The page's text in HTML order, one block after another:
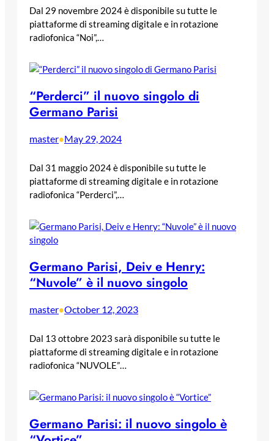
Dal 29 novembre 2024 è disponibile su tutte le
piattaforme di streaming digitale e in rotazione
radiofonica “Noi”,…
“Perderci” il nuovo singolo di
Germano Parisi
master•May 29, 2024
Dal 31 maggio 2024 è disponibile su tutte le
piattaforme di streaming digitale e in rotazione
radiofonica “Perderci”,…
Germano Parisi, Deiv e Henry:
“Nuvole” è il nuovo singolo
master•October 12, 2023
Dal 13 ottobre 2023 sarà disponibile su tutte le
piattaforme di streaming digitale e in rotazione
radiofonica “NUVOLE”…
Germano Parisi: il nuovo singolo è